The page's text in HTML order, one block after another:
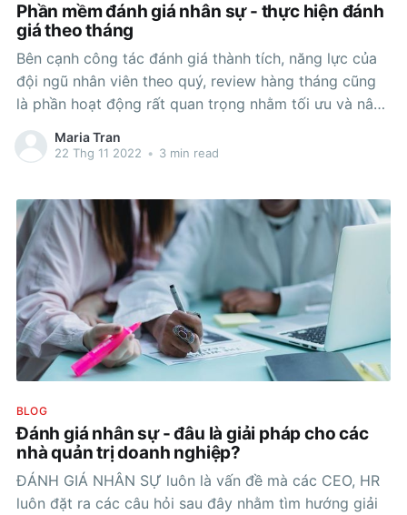
Phần mềm đánh giá nhân sự - thực hiện đánh
giá theo tháng
Bên cạnh công tác đánh giá thành tích, năng lực của
đội ngũ nhân viên theo quý, review hàng tháng cũng
là phần hoạt động rất quan trọng nhằm tối ưu và nâng
cao hiệu suất liên tục. Điều này càng đúng với thời thế
hiện nay, khi nhịp xã
Maria Tran
22 Thg 11 2022 • 3 min read
BLOG
Đánh giá nhân sự - đâu là giải pháp cho các
nhà quản trị doanh nghiệp?
ĐÁNH GIÁ NHÂN SỰ luôn là vấn đề mà các CEO, HR
luôn đặt ra các câu hỏi sau đây nhằm tìm hướng giải